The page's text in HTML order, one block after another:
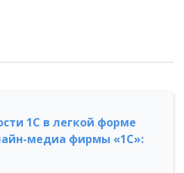
1С в легкой форме
медиа фирмы «1С»: